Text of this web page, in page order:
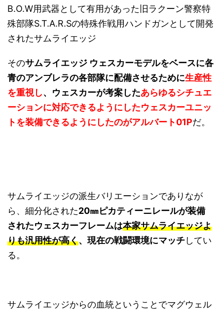
B.O.W用武器として有用があった旧ラクーン警察特
殊部隊S.T.A.R.Sの特殊作戦用ハンドガンとして開発
されたサムライエッジ
そのサムライエッジ ウェスカーモデルをベースに各
青のアンブレラの各部隊に配備させるために生産性
を重視し、ウェスカーが考案したあらゆるシチュエ
ーションに対応できるようにしたウェスカーユニッ
トを装備できるようにしたのがアルバート01Pだ。
サムライエッジの派生バリエーションでありなが
ら、細分化された20㎜ピカティーニレールが装備
されたウェスカーフレームは本家サムライエッジよ
りも汎用性が高く、現在の戦闘環境にマッチしてい
る。
サムライエッジからの血統ということでマグウェル